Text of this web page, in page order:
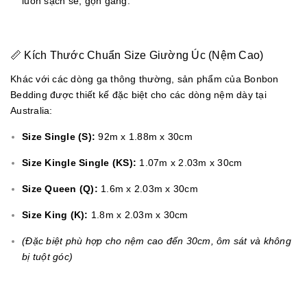
📏 Kích Thước Chuẩn Size Giường Úc (Nệm Cao)
Khác với các dòng ga thông thường, sản phẩm của Bonbon
Bedding được thiết kế đặc biệt cho các dòng nệm dày tại
Australia:
Size Single (S): 92m x 1.88m x 30cm
Size Kingle Single (KS): 1.07m x 2.03m x 30cm
Size Queen (Q): 1.6m x 2.03m x 30cm
Size King (K): 1.8m x 2.03m x 30cm
(Đặc biệt phù hợp cho nệm cao đến 30cm, ôm sát và không
bị tuột góc)